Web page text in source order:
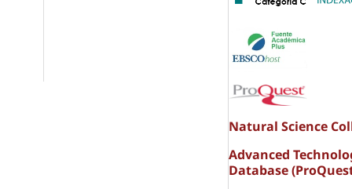
Natural Science
Advanced
Database